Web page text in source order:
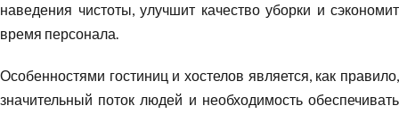
наведения чистоты, улучшит качество уборки и сэкономит
время персонала.
Особенностями гостиниц и хостелов является, как правило,
значительный поток людей и необходимость обеспечивать